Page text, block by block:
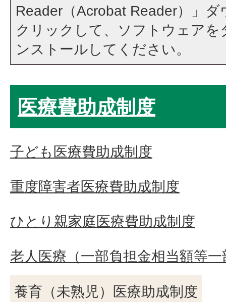
Reader（Acrobat Reader）」
クリックして、ソフトウェア
ンストールしてください。
医療費助成制度
子ども医療費助成制度
重度障害者医療費助成制度
ひとり親家庭医療費助成制度
老人医療（一部負担金相当額等
養育（未熟児）医療助成制度